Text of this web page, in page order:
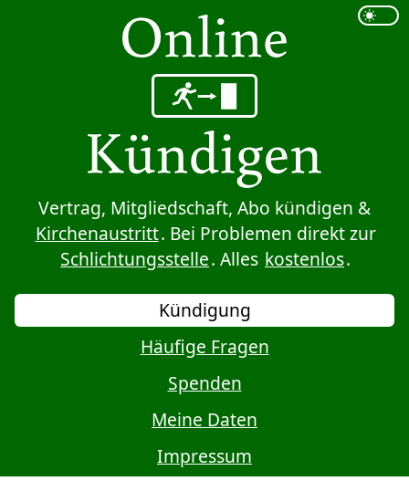
Sprung zum Inhalt
Vertrag, Mitgliedschaft, Abo kündigen &
Kirchenaustritt. Bei Problemen direkt zur
Schlichtungsstelle. Alles kostenlos.
Kündigung
Häufige Fragen
Spenden
Meine Daten
Impressum